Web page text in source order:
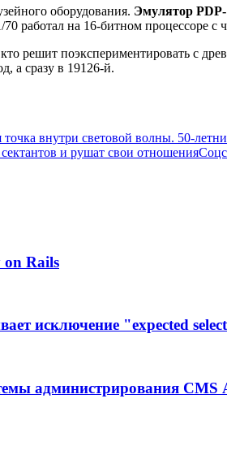
оборудования. Эмулятор PDP-
работал на 16-битном процессоре
решит поэкспериментировать с
а сразу в 19126-й.
внутри световой волны. 50-
и рушат свои отношения
Rails
исключение "expected
администрирования